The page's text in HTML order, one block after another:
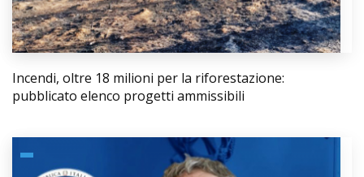
Incendi, oltre 18 milioni per la riforestazione:
pubblicato elenco progetti ammissibili